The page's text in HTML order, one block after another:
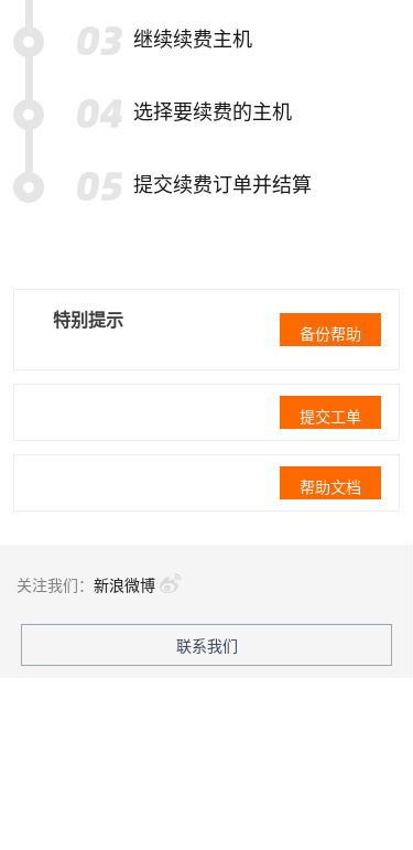
继续续费主机
选择要续费的主机
提交续费订单并结算
特别提示
备份帮助
提交工单
帮助文档